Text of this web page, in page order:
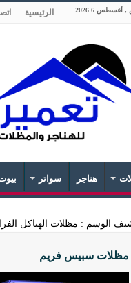
, أغسطس 6 2026 الرئيسية
هناجر سواتر
الوسم : مظلات الهياكل
مظلات سبيس فريم